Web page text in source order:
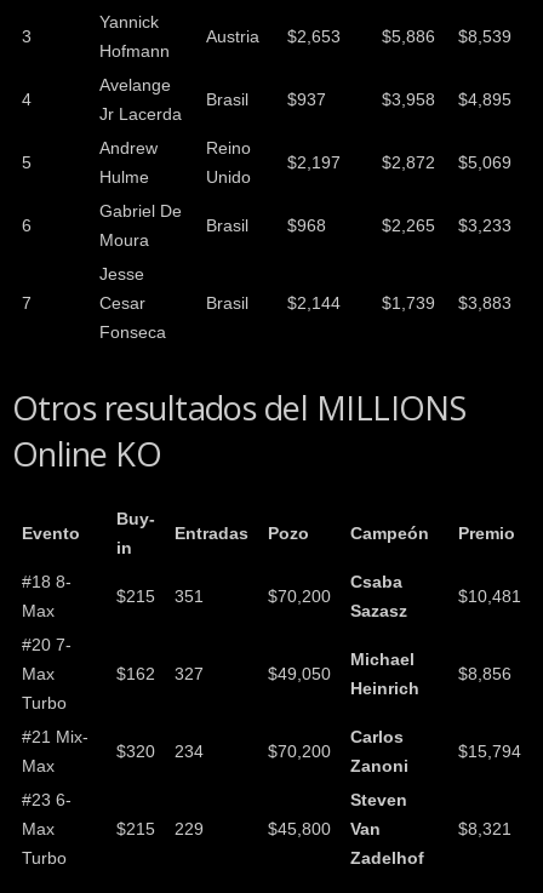
3
Yannick
Hofmann
Austria $2,653 $5,886 $8,539
4
Avelange
Jr Lacerda
Brasil $937 $3,958 $4,895
5
Andrew
Hulme
Reino
Unido
$2,197 $2,872 $5,069
6
Gabriel De
Moura
Brasil $968 $2,265 $3,233
7
Jesse
Cesar
Fonseca
Brasil $2,144 $1,739 $3,883
Otros resultados del MILLIONS
Online KO
Evento
Buy-
in
Entradas Pozo Campeón Premio
#18 8-
Max
$215 351 $70,200
Csaba
Sazasz
$10,481
#20 7-
Max
Turbo
$162 327 $49,050
Michael
Heinrich
$8,856
#21 Mix-
Max
$320 234 $70,200
Carlos
Zanoni
$15,794
#23 6-
Max
Turbo
$215 229 $45,800
Steven
Van
Zadelhof
$8,321